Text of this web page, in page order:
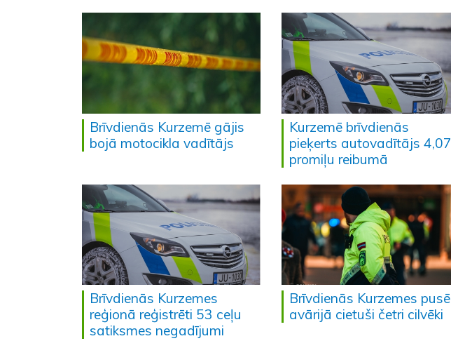
Brīvdienās Kurzemē gājis
bojā motocikla vadītājs
Kurzemē brīvdienās
pieķerts autovadītājs 4,07
promiļu reibumā
Brīvdienās Kurzemes
reģionā reģistrēti 53 ceļu
satiksmes negadījumi
Brīvdienās Kurzemes pusē
avārijā cietuši četri cilvēki